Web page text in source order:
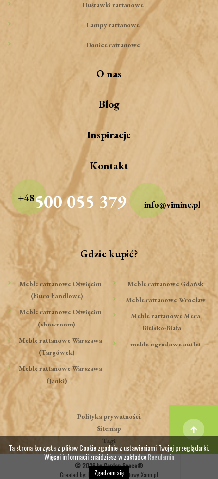
Huśtawki rattanowe
Lampy rattanowe
Donice rattanowe
O nas
Blog
Inspiracje
Kontakt
+48500 055 379 info@vimine.pl
Gdzie kupić?
Meble rattanowe Oświęcim
(biuro handlowe)
Meble rattanowe Oświęcim
(showroom)
Meble rattanowe Warszawa
(Targówek)
Meble rattanowe Warszawa
(Janki)
Meble rattanowe Gdańsk
Meble rattanowe Wrocław
Meble rattanowe Mera
Bielsko-Biała
meble ogrodowe outlet
Polityka prywatności
Sitemap
Tagi
© 2026 by Garden Space®
Created by:
Marketing internetowy Xann.pl
Ta strona korzysta z plików Cookie zgodnie z ustawieniami Twojej przeglądarki.
Więcej informacji znajdziesz w zakładceRegulamin
Zgadzam się